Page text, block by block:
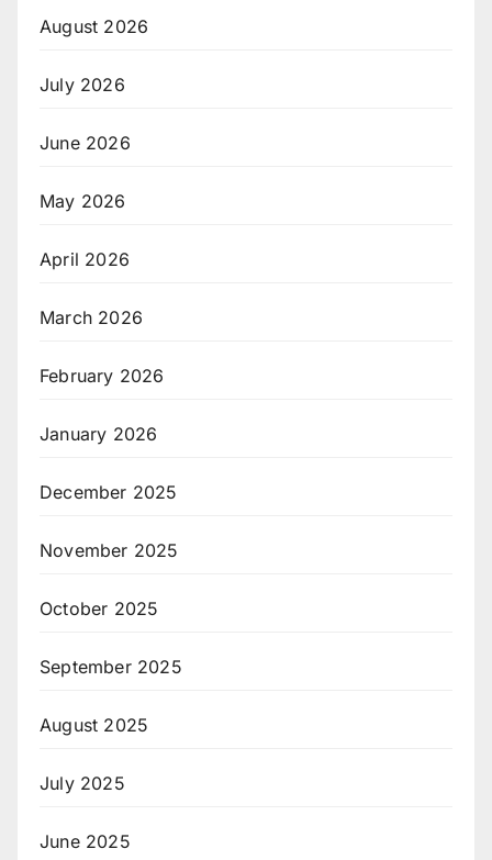
August 2026
July 2026
June 2026
May 2026
April 2026
March 2026
February 2026
January 2026
December 2025
November 2025
October 2025
September 2025
August 2025
July 2025
June 2025